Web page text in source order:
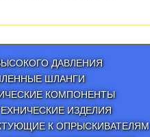
ДАВЛЕНИЯ
ШЛАНГИ
КОМПОНЕНТЫ
ИЗДЕЛИЯ
К ОПРЫСКИВАТЕЛЯМ